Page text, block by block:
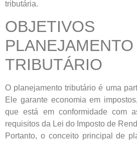
tributária.
PLANEJAMENTO
TRIBUTÁRIO
O planejamento tributário é uma
Ele garante economia em
que está em conformidade com
requisitos da Lei do Imposto de
Portanto, o conceito principal de